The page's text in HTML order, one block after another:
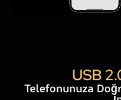
USB
Telefonunuza